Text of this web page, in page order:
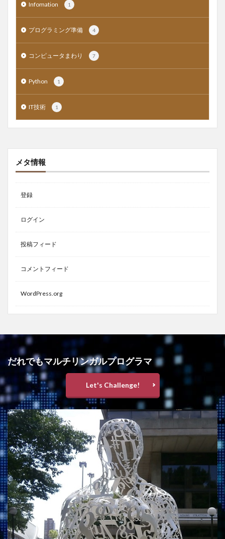
Infomation 1
プログラミング準備 4
コンピュータまわり 7
Python 1
IT技術 1
メタ情報
登録
ログイン
投稿フィード
コメントフィード
WordPress.org
だれでもマルチリンガルプログラマ
Let's Challenge!